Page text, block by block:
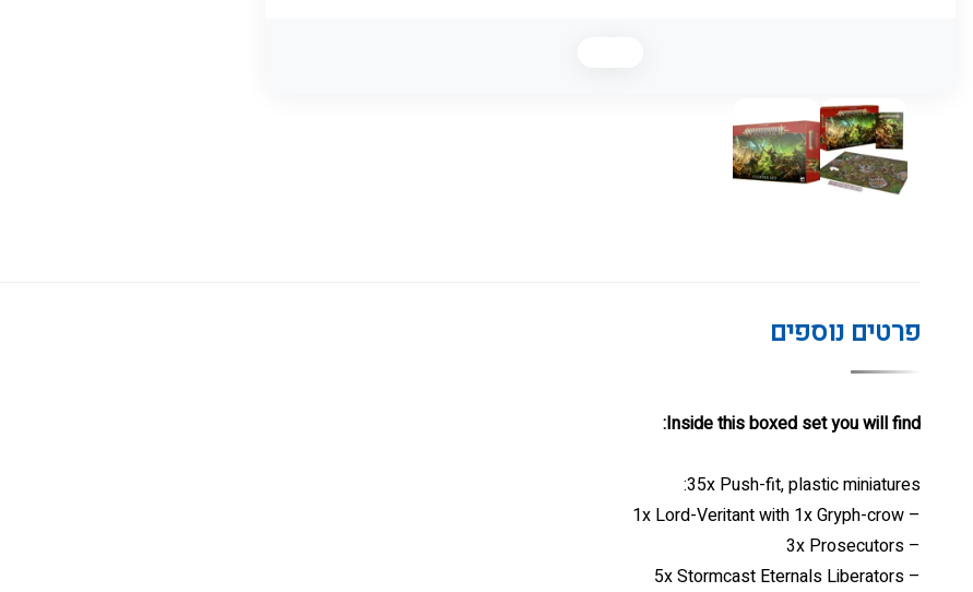
פרטים נוספים
Inside this boxed set you will find:
35x Push-fit, plastic miniatures:
– 1x Lord-Veritant with 1x Gryph-crow
– 3x Prosecutors
– 5x Stormcast Eternals Liberators